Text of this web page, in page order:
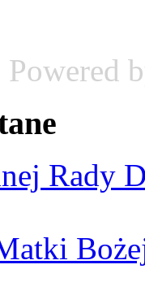
Powered
Rady